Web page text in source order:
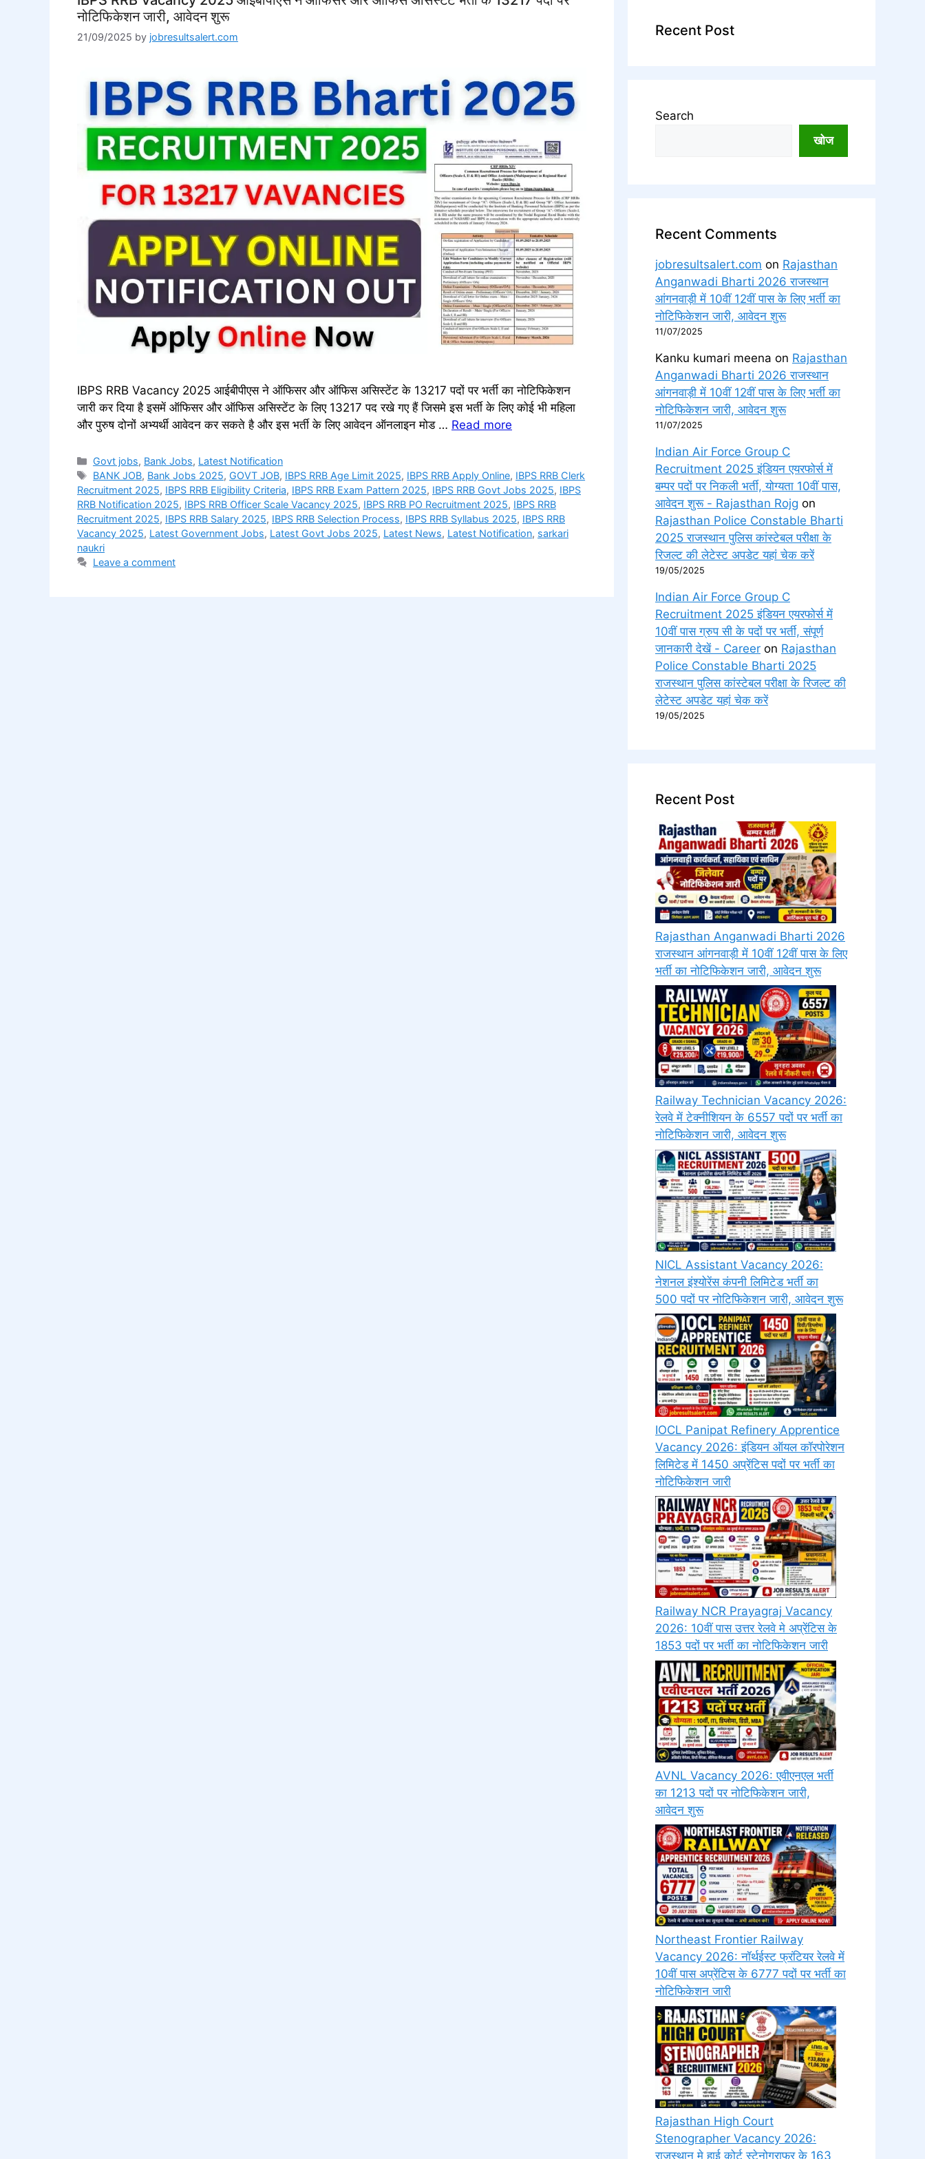
नोटिफिकेशन जारी, आवेदन शुरू
21/09/2025 by jobresultsalert.com
IBPS RRB Vacancy 2025 आईबीपीएस ने ऑफिसर और ऑफिस असिस्टेंट के 13217 पदों पर भर्ती का नोटिफिकेशन
जारी कर दिया है इसमें ऑफिसर और ऑफिस असिस्टेंट के लिए 13217 पद रखे गए हैं जिसमे इस भर्ती के लिए कोई भी महिला
और पुरुष दोनों अभ्यर्थी आवेदन कर सकते है और इस भर्ती के लिए आवेदन ऑनलाइन मोड … Read more
Categories
Govt jobs, Bank Jobs, Latest Notification
Tags
BANK JOB, Bank Jobs 2025, GOVT JOB, IBPS RRB Age Limit 2025, IBPS RRB Apply Online, IBPS RRB Clerk
Recruitment 2025, IBPS RRB Eligibility Criteria, IBPS RRB Exam Pattern 2025, IBPS RRB Govt Jobs 2025, IBPS
RRB Notification 2025, IBPS RRB Officer Scale Vacancy 2025, IBPS RRB PO Recruitment 2025, IBPS RRB
Recruitment 2025, IBPS RRB Salary 2025, IBPS RRB Selection Process, IBPS RRB Syllabus 2025, IBPS RRB
Vacancy 2025, Latest Government Jobs, Latest Govt Jobs 2025, Latest News, Latest Notification, sarkari
naukri
Leave a comment
Recent Post
Search
खोज
Recent Comments
jobresultsalert.com on Rajasthan
Anganwadi Bharti 2026 राजस्थान
आंगनवाड़ी में 10वीं 12वीं पास के लिए भर्ती का
नोटिफिकेशन जारी, आवेदन शुरू
11/07/2025
Kanku kumari meena on Rajasthan
Anganwadi Bharti 2026 राजस्थान
आंगनवाड़ी में 10वीं 12वीं पास के लिए भर्ती का
नोटिफिकेशन जारी, आवेदन शुरू
11/07/2025
Indian Air Force Group C
Recruitment 2025 इंडियन एयरफोर्स में
बम्पर पदों पर निकली भर्ती, योग्यता 10वीं पास,
आवेदन शुरू - Rajasthan Rojg on
Rajasthan Police Constable Bharti
2025 राजस्थान पुलिस कांस्टेबल परीक्षा के
रिजल्ट की लेटेस्ट अपडेट यहां चेक करें
19/05/2025
Indian Air Force Group C
Recruitment 2025 इंडियन एयरफोर्स में
10वीं पास ग्रुप सी के पदों पर भर्ती, संपूर्ण
जानकारी देखें - Career on Rajasthan
Police Constable Bharti 2025
राजस्थान पुलिस कांस्टेबल परीक्षा के रिजल्ट की
लेटेस्ट अपडेट यहां चेक करें
19/05/2025
Recent Post
Rajasthan Anganwadi Bharti 2026
राजस्थान आंगनवाड़ी में 10वीं 12वीं पास के लिए
भर्ती का नोटिफिकेशन जारी, आवेदन शुरू
Railway Technician Vacancy 2026:
रेलवे में टेक्नीशियन के 6557 पदों पर भर्ती का
नोटिफिकेशन जारी, आवेदन शुरू
NICL Assistant Vacancy 2026:
नेशनल इंश्योरेंस कंपनी लिमिटेड भर्ती का
500 पदों पर नोटिफिकेशन जारी, आवेदन शुरू
IOCL Panipat Refinery Apprentice
Vacancy 2026: इंडियन ऑयल कॉरपोरेशन
लिमिटेड में 1450 अप्रेंटिस पदों पर भर्ती का
नोटिफिकेशन जारी
Railway NCR Prayagraj Vacancy
2026: 10वीं पास उत्तर रेलवे मे अप्रेंटिस के
1853 पदों पर भर्ती का नोटिफिकेशन जारी
AVNL Vacancy 2026: एवीएनएल भर्ती
का 1213 पदों पर नोटिफिकेशन जारी,
आवेदन शुरू
Northeast Frontier Railway
Vacancy 2026: नॉर्थईस्ट फ्रंटियर रेलवे में
10वीं पास अप्रेंटिस के 6777 पदों पर भर्ती का
नोटिफिकेशन जारी
Rajasthan High Court
Stenographer Vacancy 2026:
राजस्थान मे हाई कोर्ट स्टेनोग्राफर के 163